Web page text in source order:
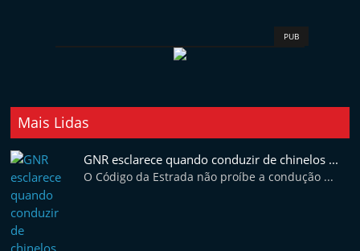
t
m
PUB
Mais Lidas
GNR esclarece quando conduzir de chinelos ...
O Código da Estrada não proíbe a condução ...